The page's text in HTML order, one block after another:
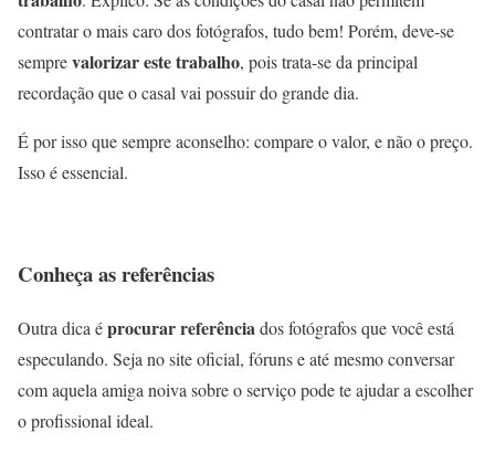
contratar o mais caro dos fotógrafos, tudo bem! Porém, deve-se
semprevalorizar este trabalho, pois trata-se da principal
recordação que o casal vai possuir do grande dia.
É por isso que sempre aconselho: compare o valor, e não o preço.
Isso é essencial.
Conheça as referências
Outra dica éprocurar referênciados fotógrafos que você está
especulando. Seja no site oficial, fóruns e até mesmo conversar
com aquela amiga noiva sobre o serviço pode te ajudar a escolher
o profissional ideal.